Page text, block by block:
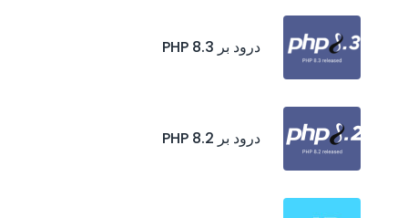
درود بر PHP 8.3
درود بر PHP 8.2